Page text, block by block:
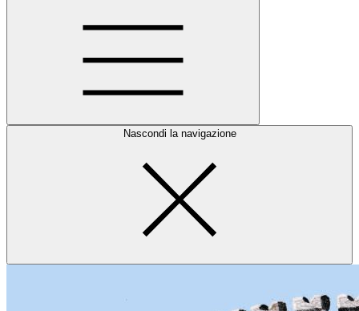
Nascondi la navigazione